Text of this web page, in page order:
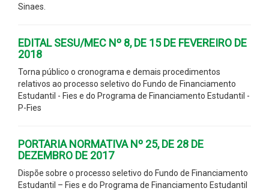
Sinaes.
EDITAL SESU/MEC Nº 8, DE 15 DE FEVEREIRO DE
2018
Torna público o cronograma e demais procedimentos
relativos ao processo seletivo do Fundo de Financiamento
Estudantil - Fies e do Programa de Financiamento Estudantil -
P-Fies
PORTARIA NORMATIVA Nº 25, DE 28 DE
DEZEMBRO DE 2017
Dispõe sobre o processo seletivo do Fundo de Financiamento
Estudantil – Fies e do Programa de Financiamento Estudantil